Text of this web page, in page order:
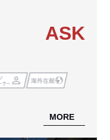
ASK
MORE